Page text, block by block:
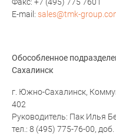
E-mail: sales@tmk-
Обособленное
Сахалинск
г. Южно-Сахалинск,
402
Руководитель: Пак Илья
тел.: 8 (495) 775-76-00,